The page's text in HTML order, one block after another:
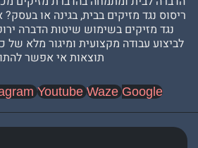
מזיקים בבית, בגינה או בעסק? אבי
עבודה מקצועית ומיגור מלא של כל
תוצאות אי אפשר להתווכח..
Instagram Youtube Waze